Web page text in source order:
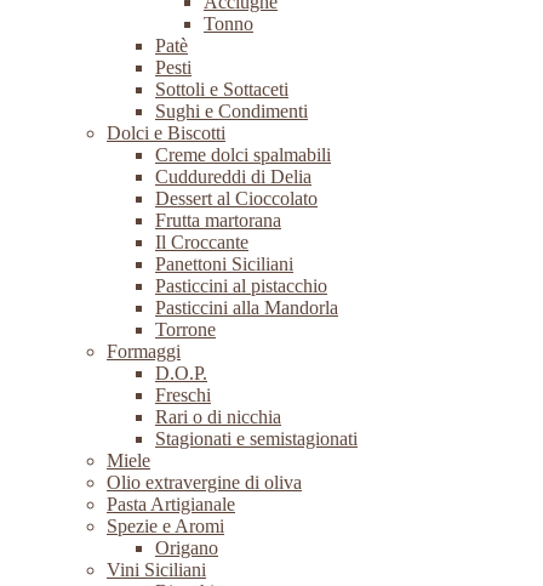
Tonno
Patè
Pesti
Sottoli e Sottaceti
Sughi e Condimenti
Dolci e Biscotti
Creme dolci spalmabili
Cuddureddi di Delia
Dessert al Cioccolato
Frutta martorana
Il Croccante
Panettoni Siciliani
Pasticcini al pistacchio
Pasticcini alla Mandorla
Torrone
Formaggi
D.O.P.
Freschi
Rari o di nicchia
Stagionati e semistagionati
Miele
Olio extravergine di oliva
Pasta Artigianale
Spezie e Aromi
Origano
Vini Siciliani